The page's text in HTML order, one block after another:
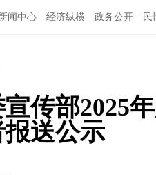
闻中心 经济纵横 政务公开 民
传部2025
送公示